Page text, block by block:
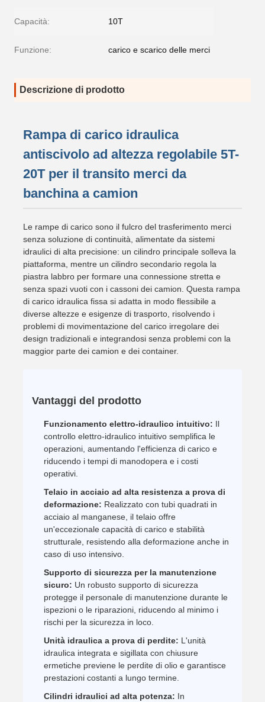
Capacità: 10T
Funzione: carico e scarico delle merci
Descrizione di prodotto
Rampa di carico idraulica
antiscivolo ad altezza regolabile 5T-
20T per il transito merci da
banchina a camion
Le rampe di carico sono il fulcro del trasferimento merci
senza soluzione di continuità, alimentate da sistemi
idraulici di alta precisione: un cilindro principale solleva la
piattaforma, mentre un cilindro secondario regola la
piastra labbro per formare una connessione stretta e
senza spazi vuoti con i cassoni dei camion. Questa rampa
di carico idraulica fissa si adatta in modo flessibile a
diverse altezze e esigenze di trasporto, risolvendo i
problemi di movimentazione del carico irregolare dei
design tradizionali e integrandosi senza problemi con la
maggior parte dei camion e dei container.
Vantaggi del prodotto
Funzionamento elettro-idraulico intuitivo: Il
controllo elettro-idraulico intuitivo semplifica le
operazioni, aumentando l'efficienza di carico e
riducendo i tempi di manodopera e i costi
operativi.
Telaio in acciaio ad alta resistenza a prova di
deformazione: Realizzato con tubi quadrati in
acciaio al manganese, il telaio offre
un'eccezionale capacità di carico e stabilità
strutturale, resistendo alla deformazione anche in
caso di uso intensivo.
Supporto di sicurezza per la manutenzione
sicuro: Un robusto supporto di sicurezza
protegge il personale di manutenzione durante le
ispezioni o le riparazioni, riducendo al minimo i
rischi per la sicurezza in loco.
Unità idraulica a prova di perdite: L'unità
idraulica integrata e sigillata con chiusure
ermetiche previene le perdite di olio e garantisce
prestazioni costanti a lungo termine.
Cilindri idraulici ad alta potenza: In